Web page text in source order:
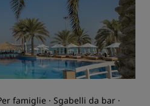
famiglie · Sgabelli da bar ·